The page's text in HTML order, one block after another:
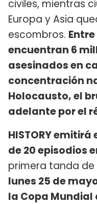
civiles, mientras
Europa y Asia
escombros.
encuentran 6
asesinados en
concentración
Holocausto, el
adelante por el
HISTORY
de 20 episodios
primera tanda
lunes 25 de
la Copa Mundial